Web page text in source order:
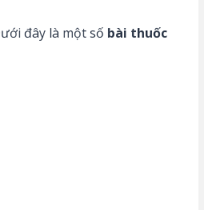
đây là một số bài thuốc